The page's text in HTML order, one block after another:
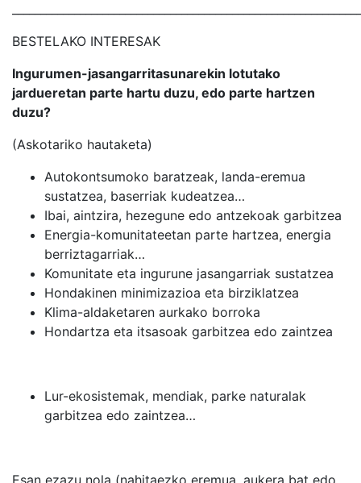
BESTELAKO INTERESAK
Ingurumen-jasangarritasunarekin lotutako
jardueretan parte hartu duzu, edo parte hartzen
duzu?
(Askotariko hautaketa)
Autokontsumoko baratzeak, landa-eremua
sustatzea, baserriak kudeatzea…
Ibai, aintzira, hezegune edo antzekoak garbitzea
Energia-komunitateetan parte hartzea, energia
berriztagarriak…
Komunitate eta ingurune jasangarriak sustatzea
Hondakinen minimizazioa eta birziklatzea
Klima-aldaketaren aurkako borroka
Hondartza eta itsasoak garbitzea edo zaintzea
Lur-ekosistemak, mendiak, parke naturalak
garbitzea edo zaintzea…